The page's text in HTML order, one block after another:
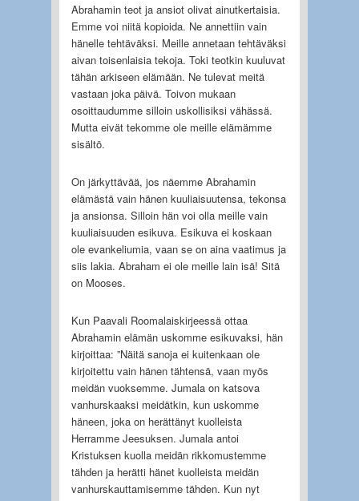
Abrahamin teot ja ansiot olivat ainutkertaisia.
Emme voi niitä kopioida. Ne annettiin vain
hänelle tehtäväksi. Meille annetaan tehtäväksi
aivan toisenlaisia tekoja. Toki teotkin kuuluvat
tähän arkiseen elämään. Ne tulevat meitä
vastaan joka päivä. Toivon mukaan
osoittaudumme silloin uskollisiksi vähässä.
Mutta eivät tekomme ole meille elämämme
sisältö.
On järkyttävää, jos näemme Abrahamin
elämästä vain hänen kuuliaisuutensa, tekonsa
ja ansionsa. Silloin hän voi olla meille vain
kuuliaisuuden esikuva. Esikuva ei koskaan
ole evankeliumia, vaan se on aina vaatimus ja
siis lakia. Abraham ei ole meille lain isä! Sitä
on Mooses.
Kun Paavali Roomalaiskirjeessä ottaa
Abrahamin elämän uskomme esikuvaksi, hän
kirjoittaa: ”Näitä sanoja ei kuitenkaan ole
kirjoitettu vain hänen tähtensä, vaan myös
meidän vuoksemme. Jumala on katsova
vanhurskaaksi meidätkin, kun uskomme
häneen, joka on herättänyt kuolleista
Herramme Jeesuksen. Jumala antoi
Kristuksen kuolla meidän rikkomustemme
tähden ja herätti hänet kuolleista meidän
vanhurskauttamisemme tähden. Kun nyt